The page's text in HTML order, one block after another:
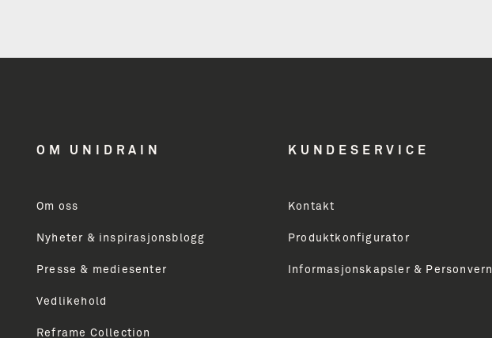
OM UNIDRAIN
Om oss
Nyheter & inspirasjonsblogg
Presse & mediesenter
Vedlikehold
Reframe Collection
KUNDESERVICE
Kontakt
Produktkonfigurator
Informasjonskapsler & Personvern